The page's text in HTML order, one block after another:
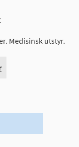
Medisinsk utstyr.